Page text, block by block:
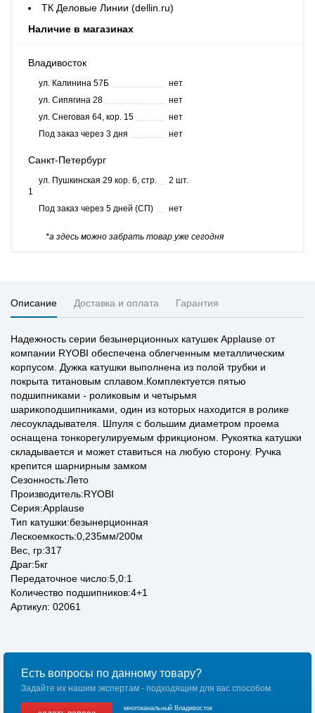
ТК Деловые Линии (dellin.ru)
Наличие в магазинах
Владивосток
ул. Калинина 57Б
нет
ул. Сипягина 28
нет
ул. Снеговая 64, кор. 15
нет
Под заказ через 3 дня
нет
Санкт-Петербург
ул. Пушкинская 29 кор. 6, стр.
1
2 шт.
Под заказ через 5 дней (СП) нет
*а здесь можно забрать товар уже сегодня
Описание Доставка и оплата Гарантия
Надежность серии безынерционных катушек Applause от
компании RYOBI обеспечена облегченным металлическим
корпусом. Дужка катушки выполнена из полой трубки и
покрыта титановым сплавом.Комплектуется пятью
подшипниками - роликовым и четырьмя
шарикоподшипниками, один из которых находится в ролике
лесоукладывателя. Шпуля с большим диаметром проема
оснащена тонкорегулируемым фрикционом. Рукоятка катушки
складывается и может ставиться на любую сторону. Ручка
крепится шарнирным замком
Сезонность:Лето
Производитель:RYOBI
Серия:Applause
Тип катушки:безынерционная
Лескоемкость:0,235мм/200м
Вес, гр:317
Драг:5кг
Передаточное число:5,0:1
Количество подшипников:4+1
Артикул: 02061
Есть вопросы по данному товару?
Задайте их нашим экспертам - подходящим для вас способом.
многоканальный Владивосток